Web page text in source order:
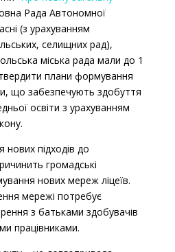
Рада Автономної
(з урахуванням
селищних рад),
міська рада мали до 1
плани формування
що забезпечують здобуття
освіти з урахуванням
підходів до
громадські
нових мереж ліцеїв.
мережі потребує
з батьками здобувачів
працівниками.